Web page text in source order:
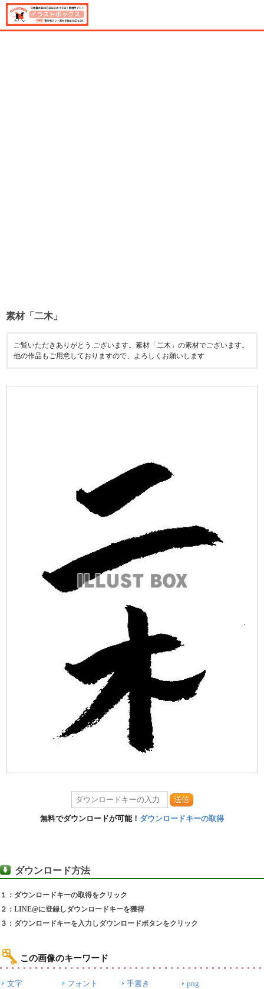
素材「二木」
ご覧いただきありがとう.ございます。素材「二木」の素材でございます。
他の作品もご用意しておりますので、よろしくお願いします
送信
無料でダウンロードが可能！ ダウンロードキーの取得
ダウンロード方法
１：ダウンロードキーの取得をクリック
２：LINE@に登録しダウンロードキーを獲得
３：ダウンロードキーを入力しダウンロードボタンをクリック
この画像のキーワード
文字 フォント 手書き
png